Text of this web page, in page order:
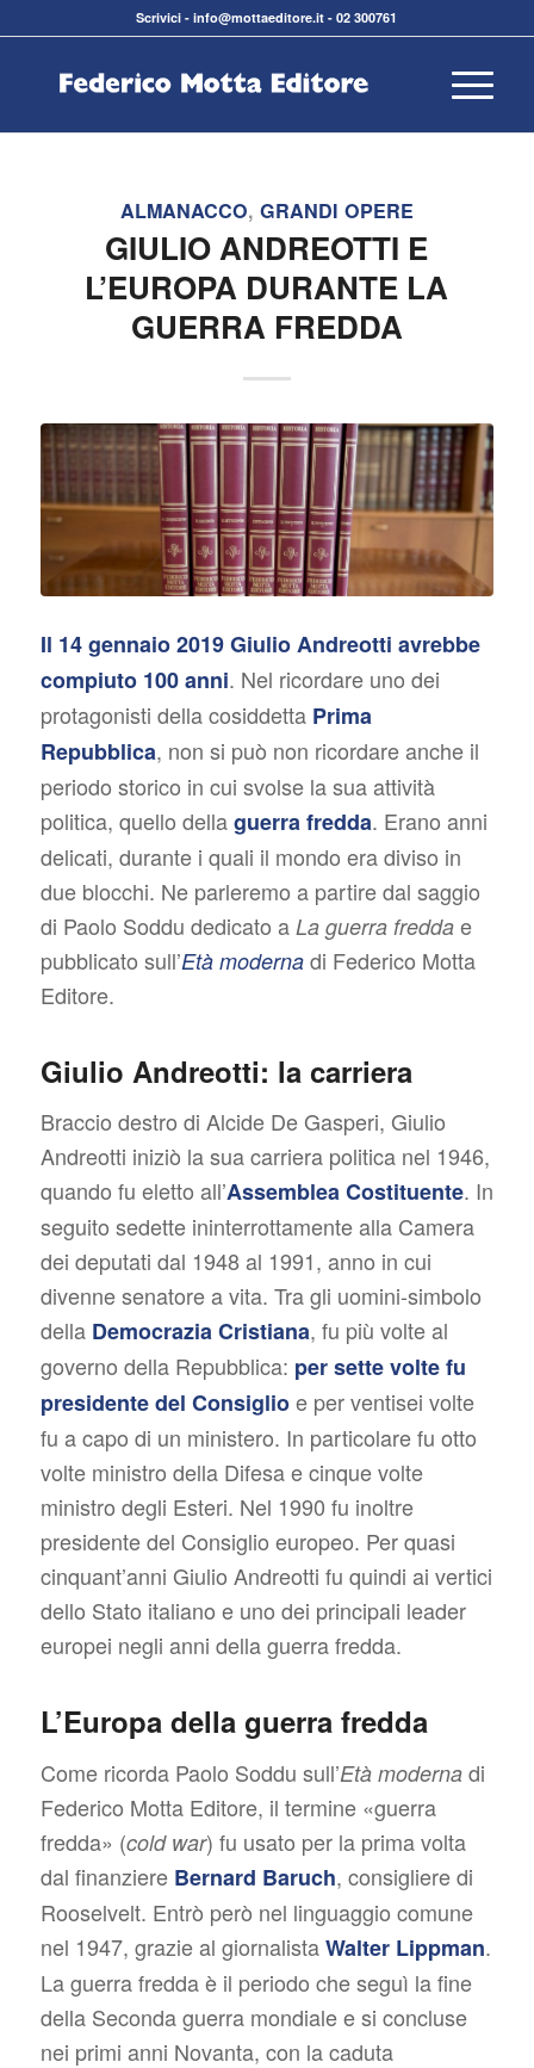
Scrivici -info@mottaeditore.it -02 300761
ALMANACCO, GRANDI OPERE
GIULIO ANDREOTTI E
L’EUROPA DURANTE LA
GUERRA FREDDA
Il 14 gennaio 2019 Giulio Andreotti avrebbe
compiuto 100 anni. Nel ricordare uno dei
protagonisti della cosiddetta Prima
Repubblica, non si può non ricordare anche il
periodo storico in cui svolse la sua attività
politica, quello dellaguerra fredda. Erano anni
delicati, durante i quali il mondo era diviso in
due blocchi. Ne parleremo a partire dal saggio
di Paolo Soddu dedicato a La guerra freddae
pubblicato sull’Età modernadi Federico Motta
Editore.
Giulio Andreotti: la carriera
Braccio destro di Alcide De Gasperi, Giulio
Andreotti iniziò la sua carriera politica nel 1946,
quando fu eletto all’Assemblea Costituente. In
seguito sedette ininterrottamente alla Camera
dei deputati dal 1948 al 1991, anno in cui
divenne senatore a vita. Tra gli uomini-simbolo
della Democrazia Cristiana, fu più volte al
governo della Repubblica: per sette volte fu
presidente del Consiglioe per ventisei volte
fu a capo di un ministero. In particolare fu otto
volte ministro della Difesa e cinque volte
ministro degli Esteri. Nel 1990 fu inoltre
presidente del Consiglio europeo. Per quasi
cinquant’anni Giulio Andreotti fu quindi ai vertici
dello Stato italiano e uno dei principali leader
europei negli anni della guerra fredda.
L’Europa della guerra fredda
Come ricorda Paolo Soddu sull’Età modernadi
Federico Motta Editore, il termine «guerra
fredda» (cold war) fu usato per la prima volta
dal finanziere Bernard Baruch, consigliere di
Rooselvelt. Entrò però nel linguaggio comune
nel 1947, grazie al giornalistaWalter Lippman.
La guerra fredda è il periodo che seguì la fine
della Seconda guerra mondiale e si concluse
nei primi anni Novanta, con la caduta